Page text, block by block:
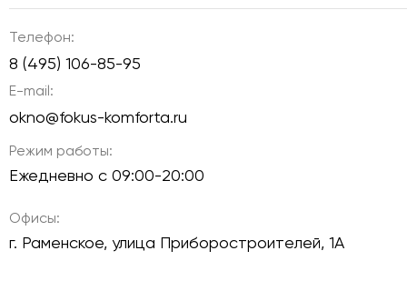
Телефон:
8 (495) 106-85-95
E-mail:
okno@fokus-komforta.ru
Режим работы:
Ежедневно с 09:00-20:00
Офисы:
г. Раменское, улица Приборостроителей, 1А